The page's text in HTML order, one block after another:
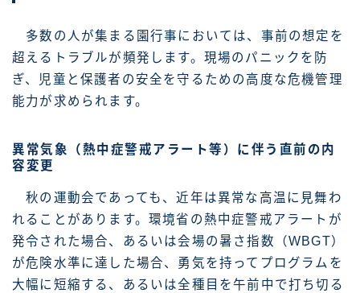
多数の人が集まる園行事においては、事前の想定を
超えるトラブルが頻発します。現場のパニックを防
ぎ、児童と保護者の安全を守るための高度な危機管理
能力が求められます。
異常気象（熱中症警戒アラート等）に伴う直前の内
容変更
秋の運動会であっても、近年は異常な高温に見舞わ
れることがあります。環境省の熱中症警戒アラートが
発令された場合、あるいは会場の暑さ指数（WBGT）
が危険水準に達した場合、勇気を持ってプログラムを
大幅に短縮する、あるいは全種目を午前中で打ち切る